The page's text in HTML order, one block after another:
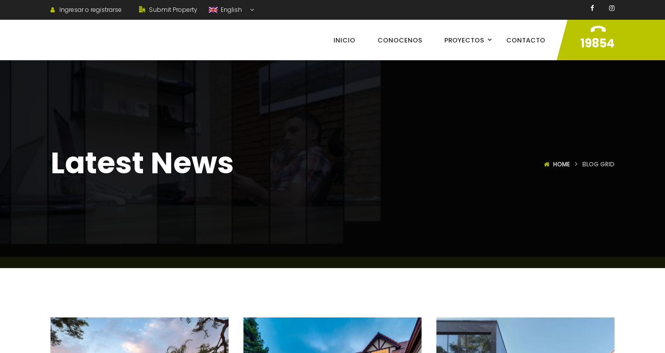
Ingresar o registrarse Submit Property English
INICIO CONOCENOS PROYECTOS CONTACTO 19854
Latest News HOME BLOG GRID